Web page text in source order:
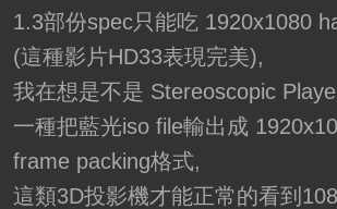
1.3部份spec只能吃 1920x1080
(這種影片HD33表現完美),
我在想是不是 Stereoscopic
一種把藍光iso file輸出成
frame packing格式,
這類3D投影機才能正常的看到